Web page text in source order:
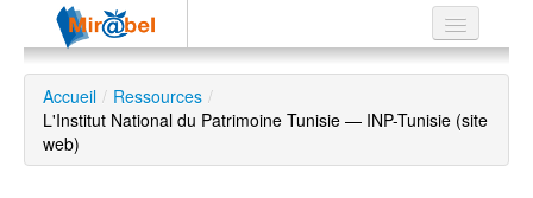
Le réseau
Soutien
Listes
Accueil / Ressources /
L'Institut National du Patrimoine Tunisie — INP-Tunisie (site
web)